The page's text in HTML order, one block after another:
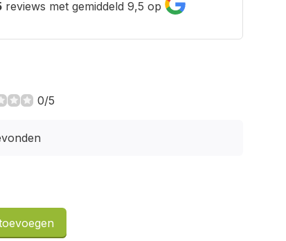
reviews met gemiddeld 9,5 op
0/5